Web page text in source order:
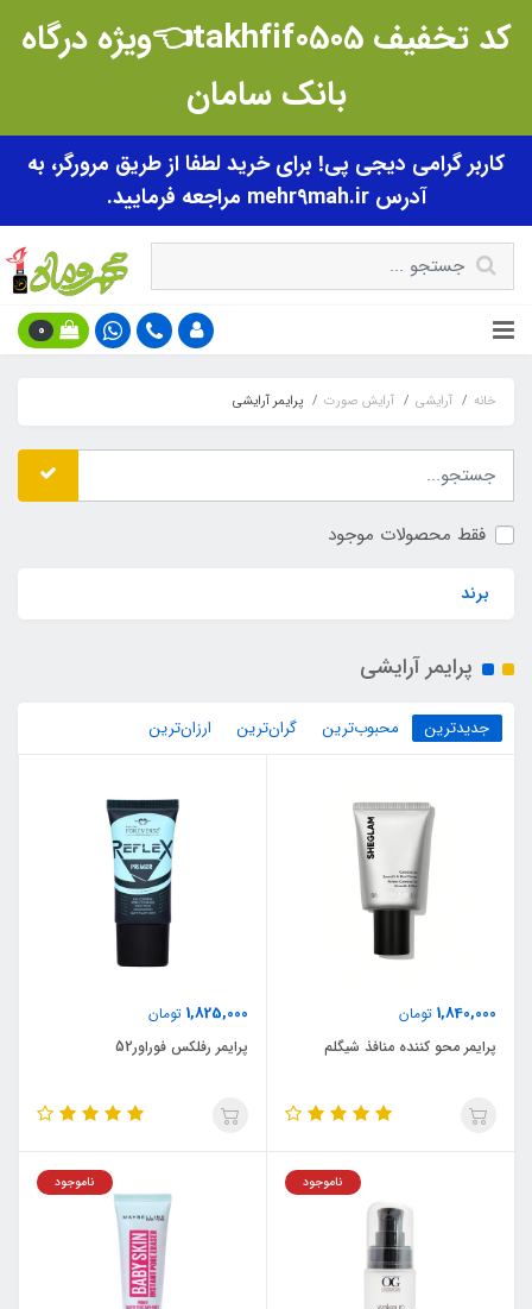
کد تخفیف takhfif0505👈ویژه درگاه
بانک سامان
کاربر گرامی دیجی پی! برای خرید لطفا از طریق مرورگر، به
آدرس mehr9mah.ir مراجعه فرمایید.
0
خانه آرایشی آرایش صورت پرایمر آرایشی
فقط محصولات موجود
برند
پرایمر آرایشی
جدیدترین محبوب‌ترین گران‌ترین ارزان‌ترین
1,840,000 تومان
پرایمر محو کننده منافذ شیگلم
1,825,000 تومان
پرایمر رفلکس فوراور52
ناموجود ناموجود